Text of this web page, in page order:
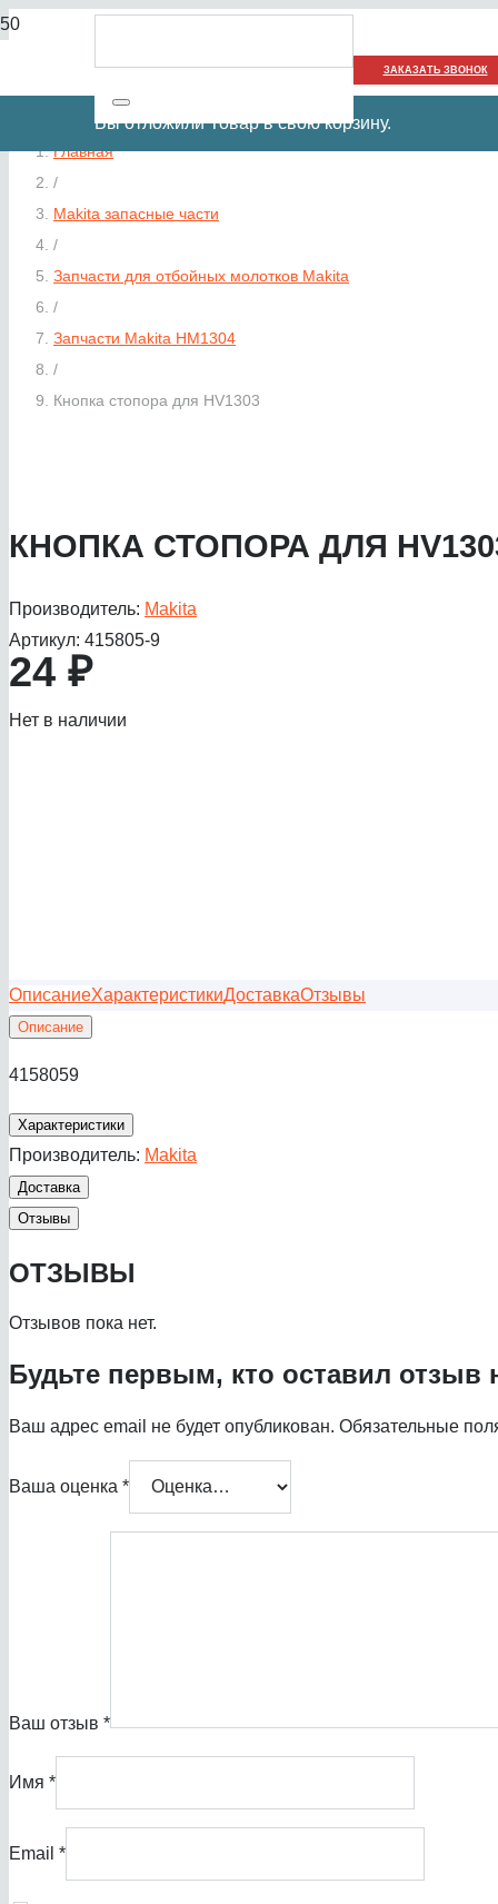
ЗАКАЗАТЬ ЗВОНОК
Вы отложилиТоварв свою корзину.
Главная
/
Makita запасные части
/
Запчасти для отбойных молотков Makita
/
Запчасти Makita HM1304
/
Кнопка стопора для HV1303
КНОПКА СТОПОРА ДЛЯ
Производитель: Makita
Артикул: 415805-9
24 ₽
Нет в наличии
ОписаниеХарактеристикиДоставкаОтзывы
Описание
4158059
Характеристики
Производитель: Makita
Доставка
Отзывы
ОТЗЫВЫ
Отзывов пока нет.
Будьте первым, кто оставил отзыв
Ваш адрес email не будет опубликован. Обязательные
Ваша оценка *
Ваш отзыв *
Имя *
Email *